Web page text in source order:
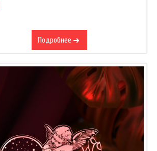
Подробнее